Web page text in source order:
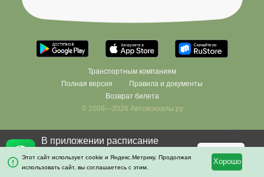
Транспортным компаниям
Полная версия
Правила и документы
Возврат билета
© 2008—2026 Автовокзалы.ру
Этот сайт использует cookie и Яндекс.Метрику. Продолжая
использовать сайт, вы соглашаетесь с этим.
Хорошо
В приложении расписание
останется с вами даже без
интернета!
Скачать